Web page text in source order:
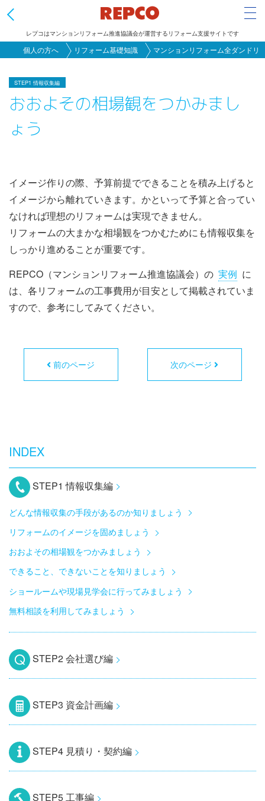
レプコはマンションリフォーム推進協議会が運営するリフォーム支援サイトです
個人の方へ リフォーム基礎知識 マンションリフォーム全ダンドリ
STEP1 情報収集編
おおよその相場観をつかみまし
ょう
イメージ作りの際、予算前提でできることを積み上げると
イメージから離れていきます。かといって予算と合ってい
なければ理想のリフォームは実現できません。
リフォームの大まかな相場観をつかむためにも情報収集を
しっかり進めることが重要です。
REPCO（マンションリフォーム推進協議会）の 実例 に
は、各リフォームの工事費用が目安として掲載されていま
すので、参考にしてみてください。
前のページ 次のページ
INDEX
STEP1 情報収集編
どんな情報収集の手段があるのか知りましょう
リフォームのイメージを固めましょう
おおよその相場観をつかみましょう
できること、できないことを知りましょう
ショールームや現場見学会に行ってみましょう
無料相談を利用してみましょう
STEP2 会社選び編
STEP3 資金計画編
STEP4 見積り・契約編
STEP5 工事編